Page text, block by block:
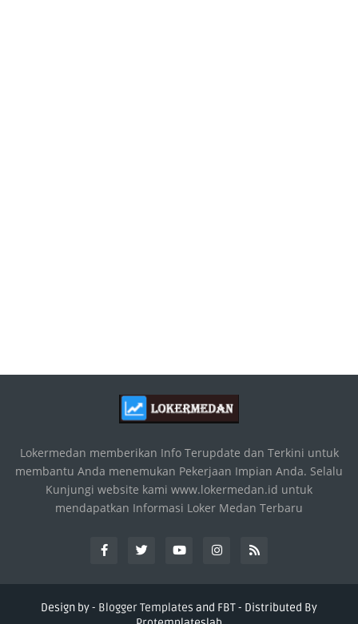
Lokermedan memberikan Info Terupdate dan Terkini untuk
membantu Anda menemukan Pekerjaan Impian Anda. Selalu
Kunjungi website kami www.lokermedan.id untuk
mendapatkan Informasi Loker Medan Terbaru
Design by - Blogger Templates and FBT- Distributed By